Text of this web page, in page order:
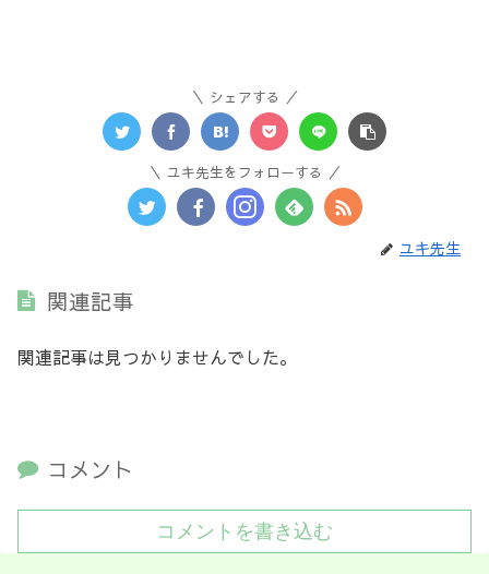
シェアする
ユキ先生をフォローする
ユキ先生
関連記事
関連記事は見つかりませんでした。
コメント
コメントを書き込む